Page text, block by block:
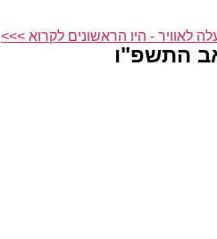
לאוויר - היו הראשונים לקרוא >>>